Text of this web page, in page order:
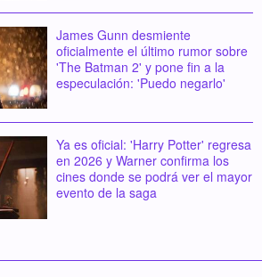
James Gunn desmiente
oficialmente el último rumor sobre
'The Batman 2' y pone fin a la
especulación: 'Puedo negarlo'
Ya es oficial: 'Harry Potter' regresa
en 2026 y Warner confirma los
cines donde se podrá ver el mayor
evento de la saga